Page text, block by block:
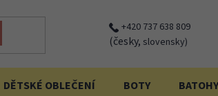
+420 737 638 809
(česky, slovensky)
DĚTSKÉ OBLEČENÍ BOTY BATOHY